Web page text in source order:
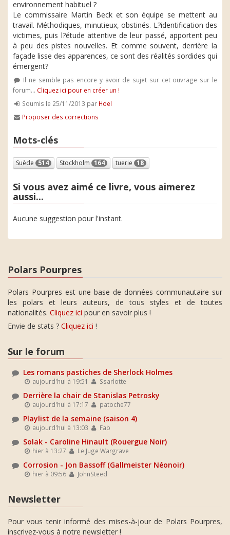
environnement habituel ?
Le commissaire Martin Beck et son équipe se mettent au
travail. Méthodiques, minutieux, obstinés. L?identification des
victimes, puis l?étude attentive de leur passé, apportent peu
à peu des pistes nouvelles. Et comme souvent, derrière la
façade lisse des apparences, ce sont des réalités sordides qui
émergent?
Il ne semble pas encore y avoir de sujet sur cet ouvrage sur le
forum... Cliquez ici pour en créer un !
Soumis le 25/11/2013 par Hoel
Proposer des corrections
Mots-clés
Suède 514 Stockholm 164 tuerie 18
Si vous avez aimé ce livre, vous aimerez
aussi...
Aucune suggestion pour l'instant.
Polars Pourpres
Polars Pourpres est une base de données communautaire sur
les polars et leurs auteurs, de tous styles et de toutes
nationalités. Cliquez ici pour en savoir plus !
Envie de stats ? Cliquez ici !
Sur le forum
Les romans pastiches de Sherlock Holmes
aujourd'hui à 19:51 Ssarlotte
Derrière la chair de Stanislas Petrosky
aujourd'hui à 17:17 patoche77
Playlist de la semaine (saison 4)
aujourd'hui à 13:03 Fab
Solak - Caroline Hinault (Rouergue Noir)
hier à 13:27 Le Juge Wargrave
Corrosion - Jon Bassoff (Gallmeister Néonoir)
hier à 09:56 JohnSteed
Newsletter
Pour vous tenir informé des mises-à-jour de Polars Pourpres,
inscrivez-vous à notre newsletter !